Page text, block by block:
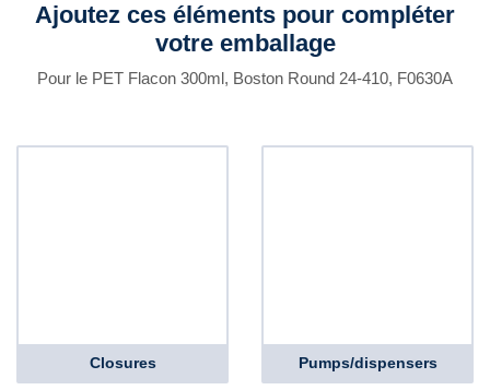
Ajoutez ces éléments pour compléter
votre emballage
Pour le PET Flacon 300ml, Boston Round 24-410, F0630A
Closures Pumps/dispensers